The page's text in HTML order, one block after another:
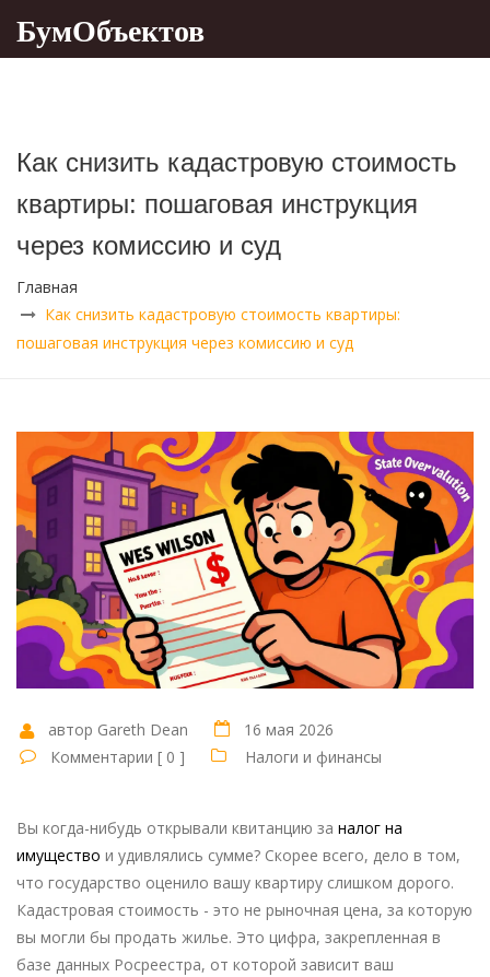
БумОбъектов
Как снизить кадастровую стоимость
квартиры: пошаговая инструкция
через комиссию и суд
Главная
Как снизить кадастровую стоимость квартиры:
пошаговая инструкция через комиссию и суд
автор Gareth Dean
16 мая 2026
Комментарии [ 0 ]
Налоги и финансы
Вы когда-нибудь открывали квитанцию за налог на
имущество и удивлялись сумме? Скорее всего, дело в том,
что государство оценило вашу квартиру слишком дорого.
Кадастровая стоимость - это не рыночная цена, за которую
вы могли бы продать жилье. Это цифра, закрепленная в
базе данных Росреестра, от которой зависит ваш